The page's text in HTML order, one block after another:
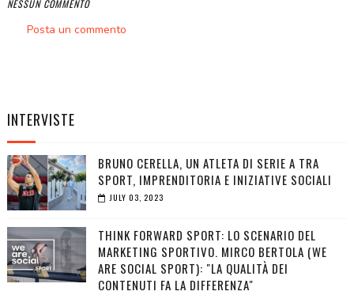
NESSUN COMMENTO
Posta un commento
INTERVISTE
BRUNO CERELLA, UN ATLETA DI SERIE A TRA
SPORT, IMPRENDITORIA E INIZIATIVE SOCIALI
JULY 03, 2023
THINK FORWARD SPORT: LO SCENARIO DEL
MARKETING SPORTIVO. MIRCO BERTOLA (WE
ARE SOCIAL SPORT): "LA QUALITÀ DEI
CONTENUTI FA LA DIFFERENZA"